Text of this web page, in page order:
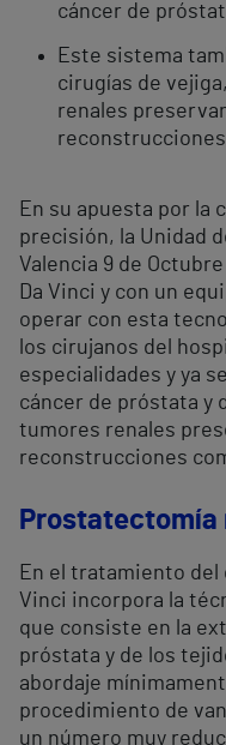
cáncer de
Este sistema
cirugías de
renales
En su apuesta por la
precisión, la Unidad
Valencia 9 de
Da Vinci y con un
operar con esta
los cirujanos del
especialidades y ya
cáncer de próstata y
tumores renales
reconstrucciones
Prostatectomía
En el tratamiento del
Vinci incorpora la
que consiste en la
próstata y de los
abordaje
procedimiento de
un número muy